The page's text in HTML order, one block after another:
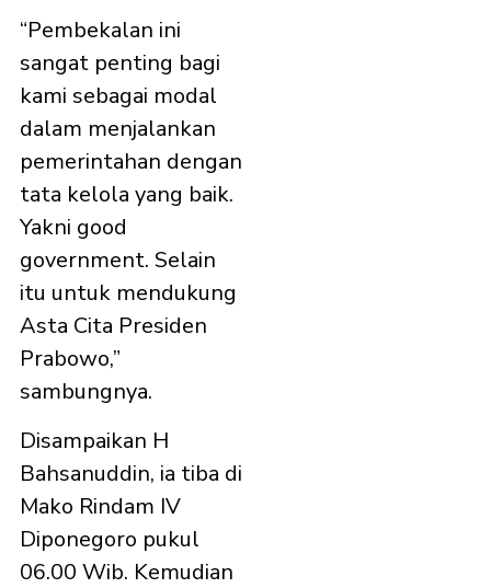
“Pembekalan ini
sangat penting bagi
kami sebagai modal
dalam menjalankan
pemerintahan dengan
tata kelola yang baik.
Yakni good
government. Selain
itu untuk mendukung
Asta Cita Presiden
Prabowo,”
sambungnya.
Disampaikan H
Bahsanuddin, ia tiba di
Mako Rindam IV
Diponegoro pukul
06.00 Wib. Kemudian